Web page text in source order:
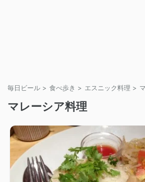
毎日ビール > 食べ歩き > エスニック料理 >
マレーシア料理